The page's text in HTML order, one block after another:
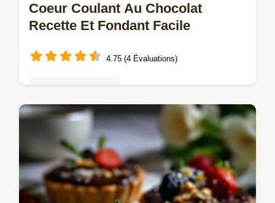
Coeur Coulant Au Chocolat
Recette Et Fondant Facile
4.75 (4 Évaluations)
Découvrez cette Coeur coulant au chocolat
recette et pour un centre volcanique liquide
garanti. Une recette fondant au chocolat
coeur coulant facile et rapide.